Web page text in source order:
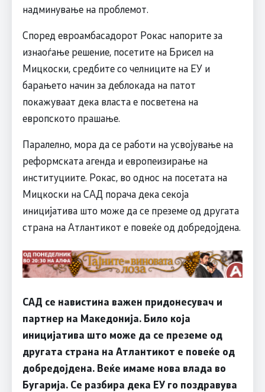
надминување на проблемот.
Според евроамбасадорот Рокас напорите за
изнаоѓање решение, посетите на Брисел на
Мицкоски, средбите со челниците на ЕУ и
барањето начин за деблокада на патот
покажуваат дека власта е посветена на
европското прашање.
Паралелно, мора да се работи на усвојување на
реформската агенда и европеизирање на
институциите. Рокас, во однос на посетата на
Мицкоски на САД порача дека секоја
иницијатива што може да се преземе од другата
страна на Атлантикот е повеќе од добредојдена.
САД се навистина важен придонесувач и
партнер на Македонија. Било која
иницијатива што може да се преземе од
другата страна на Атлантикот е повеќе од
добредојдена. Веќе имаме нова влада во
Бугарија. Се разбира дека ЕУ го поздравува